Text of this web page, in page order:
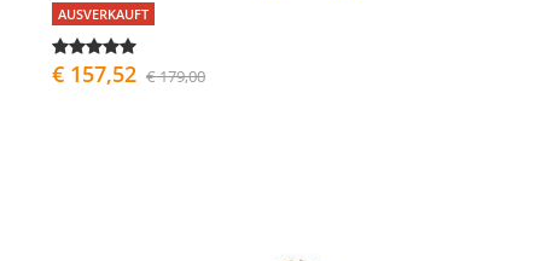
AUSVERKAUFT
€ 157,52 € 179,00